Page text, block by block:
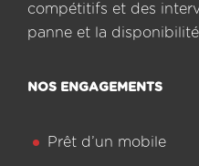
compétitifs et des
panne et la
NOS ENGAGEMENTS
Prêt d’un mobile